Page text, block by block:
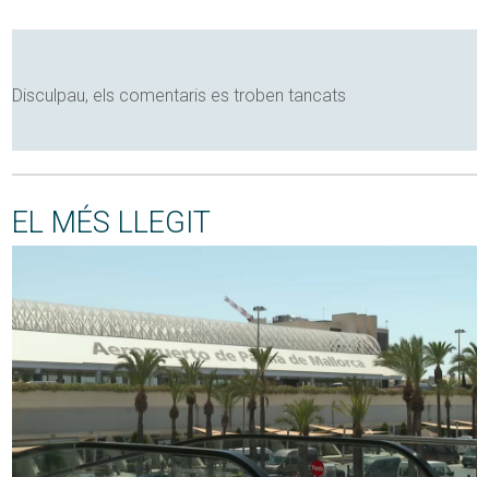
Disculpau, els comentaris es troben tancats
EL MÉS LLEGIT